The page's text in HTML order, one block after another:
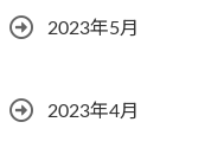
2023年5月
2023年4月